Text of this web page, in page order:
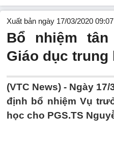
Xuất bản ngày 17/03/2020
Bổ nhiệm
Giáo dục trung
(VTC News) - Ngày 17/
định bổ nhiệm Vụ
học cho PGS.TS